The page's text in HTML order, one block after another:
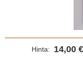
Hinta: 14,00 €